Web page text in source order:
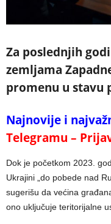
Za poslednjih
zemljama
promenu u
Najnovije i
Telegramu –
Dok je početkom 2023.
Ukrajini „do pobede nad
sugerišu da većina
ono uključuje teritorijalne